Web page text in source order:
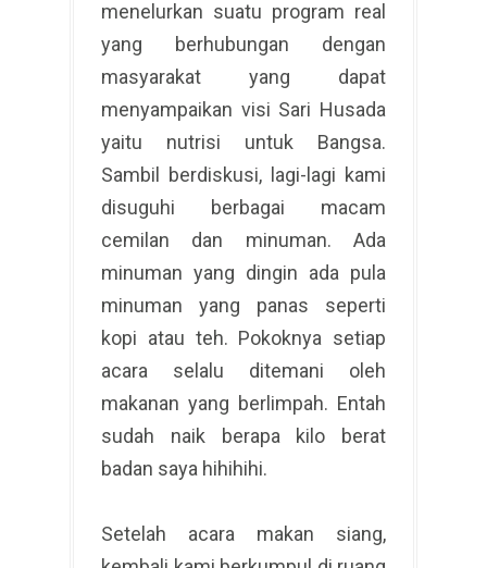
menelurkan suatu program real
yang berhubungan dengan
masyarakat yang dapat
menyampaikan visi Sari Husada
yaitu nutrisi untuk Bangsa.
Sambil berdiskusi, lagi-lagi kami
disuguhi berbagai macam
cemilan dan minuman. Ada
minuman yang dingin ada pula
minuman yang panas seperti
kopi atau teh. Pokoknya setiap
acara selalu ditemani oleh
makanan yang berlimpah. Entah
sudah naik berapa kilo berat
badan saya hihihihi.
Setelah acara makan siang,